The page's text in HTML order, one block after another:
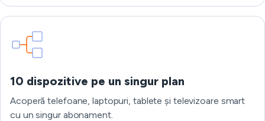
10 dispozitive pe un singur plan
Acoperă telefoane, laptopuri, tablete și televizoare smart
cu un singur abonament.